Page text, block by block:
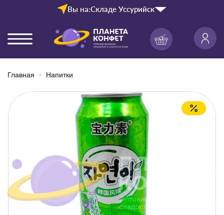
Вы на:Складе Уссурийск
Главная Напитки